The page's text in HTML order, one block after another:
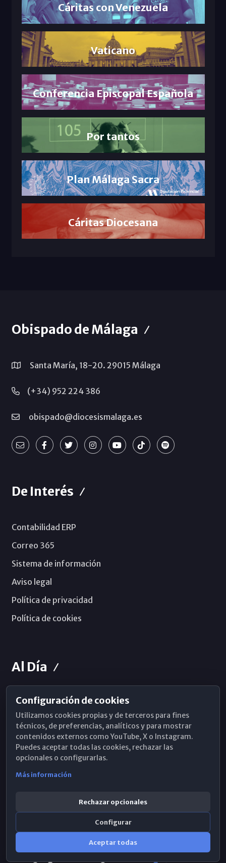
Cáritas con Venezuela
Vaticano
Conferencia Episcopal Española
Por tantos
Plan Málaga Sacra
Cáritas Diocesana
Obispado de Málaga
Santa María, 18-20. 29015 Málaga
(+34) 952 224 386
obispado@diocesismalaga.es
De Interés
Contabilidad ERP
Correo 365
Sistema de información
Aviso legal
Política de privacidad
Política de cookies
Al Día
Horarios de Misa
Hemeroteca
WhatsApp
Configuración de cookies
Utilizamos cookies propias y de terceros para fines
técnicos, de preferencias, analíticos y para mostrar
contenidos externos como YouTube, X o Instagram.
Puedes aceptar todas las cookies, rechazar las
opcionales o configurarlas.
Más información
Rechazar opcionales
Configurar
Aceptar todas